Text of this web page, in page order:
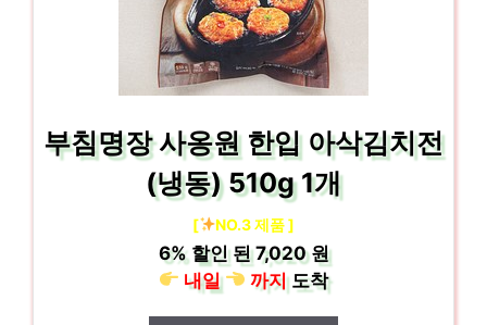
부침명장 사옹원 한입 아삭김치전
(냉동) 510g 1개
[ NO.3 제품 ]
6%할인 된7,020 원
내일
까지도착